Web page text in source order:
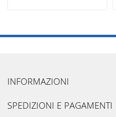
INFORMAZIONI
SPEDIZIONI E PAGAMENTI